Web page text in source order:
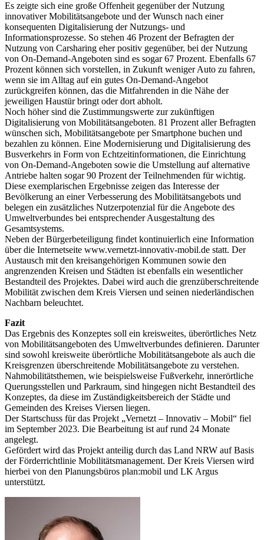
Es zeigte sich eine große Offenheit gegenüber der Nutzung
innovativer Mobilitätsangebote und der Wunsch nach einer
konsequenten Digitalisierung der Nutzungs- und
Informationsprozesse. So stehen 46 Prozent der Befragten der
Nutzung von Carsharing eher positiv gegenüber, bei der Nutzung
von On-Demand-Angeboten sind es sogar 67 Prozent. Ebenfalls 67
Prozent können sich vorstellen, in Zukunft weniger Auto zu fahren,
wenn sie im Alltag auf ein gutes On-Demand-Angebot
zurückgreifen können, das die Mitfahrenden in die Nähe der
jeweiligen Haustür bringt oder dort abholt.
Noch höher sind die Zustimmungswerte zur zukünftigen
Digitalisierung von Mobilitätsangeboten. 81 Prozent aller Befragten
wünschen sich, Mobilitätsangebote per Smartphone buchen und
bezahlen zu können. Eine Modernisierung und Digitalisierung des
Busverkehrs in Form von Echtzeitinformationen, die Einrichtung
von On-Demand-Angeboten sowie die Umstellung auf alternative
Antriebe halten sogar 90 Prozent der Teilnehmenden für wichtig.
Diese exemplarischen Ergebnisse zeigen das Interesse der
Bevölkerung an einer Verbesserung des Mobilitätsangebots und
belegen ein zusätzliches Nutzerpotenzial für die Angebote des
Umweltverbundes bei entsprechender Ausgestaltung des
Gesamtsystems.
Neben der Bürgerbeteiligung findet kontinuierlich eine Information
über die Internetseite www.vernetzt-innovativ-mobil.de statt. Der
Austausch mit den kreisangehörigen Kommunen sowie den
angrenzenden Kreisen und Städten ist ebenfalls ein wesentlicher
Bestandteil des Projektes. Dabei wird auch die grenzüberschreitende
Mobilität zwischen dem Kreis Viersen und seinen niederländischen
Nachbarn beleuchtet.
Fazit
Das Ergebnis des Konzeptes soll ein kreisweites, überörtliches Netz
von Mobilitätsangeboten des Umweltverbundes definieren. Darunter
sind sowohl kreisweite überörtliche Mobilitätsangebote als auch die
Kreisgrenzen überschreitende Mobilitätsangebote zu verstehen.
Nahmobilitätsthemen, wie beispielsweise Fußverkehr, innerörtliche
Querungsstellen und Parkraum, sind hingegen nicht Bestandteil des
Konzeptes, da diese im Zuständigkeitsbereich der Städte und
Gemeinden des Kreises Viersen liegen.
Der Startschuss für das Projekt „Vernetzt – Innovativ – Mobil“ fiel
im September 2023. Die Bearbeitung ist auf rund 24 Monate
angelegt.
Gefördert wird das Projekt anteilig durch das Land NRW auf Basis
der Förderrichtlinie Mobilitätsmanagement. Der Kreis Viersen wird
hierbei von den Planungsbüros plan:mobil und LK Argus
unterstützt.